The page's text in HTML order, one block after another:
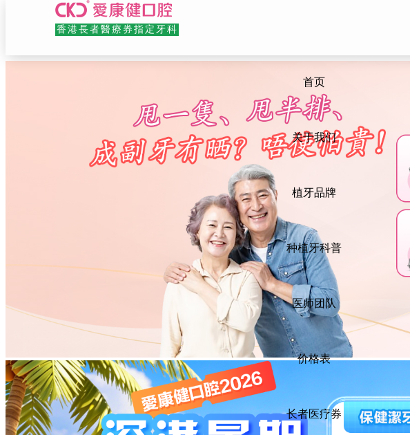
香港長者醫療券指定牙科
首页
关于我们
13院连锁
品牌介绍
植牙品牌
- 美国
HIOSSEN
皓圣种植体
种植牙科普
单颗植牙
医师团队
价格表
长者医疗券